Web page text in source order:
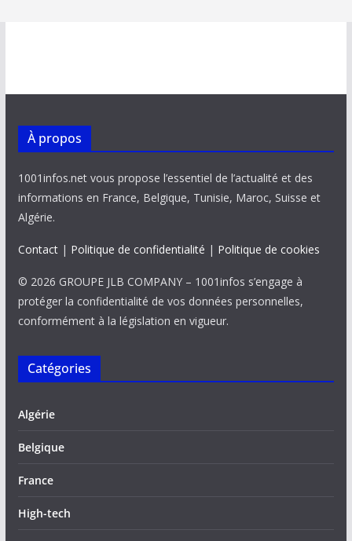
À propos
1001infos.net vous propose l’essentiel de l’actualité et des
informations en France, Belgique, Tunisie, Maroc, Suisse et
Algérie.
Contact| Politique de confidentialité | Politique de cookies
© 2026 GROUPE JLB COMPANY – 1001infos s’engage à
protéger la confidentialité de vos données personnelles,
conformément à la législation en vigueur.
Catégories
Algérie
Belgique
France
High-tech